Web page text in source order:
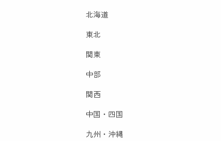
北海道
東北
関東
中部
関西
中国・四国
九州・沖縄